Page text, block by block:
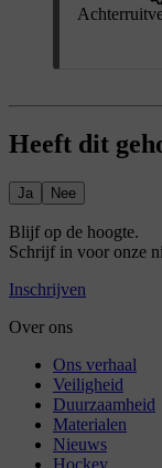
Heeft dit
Ja Nee